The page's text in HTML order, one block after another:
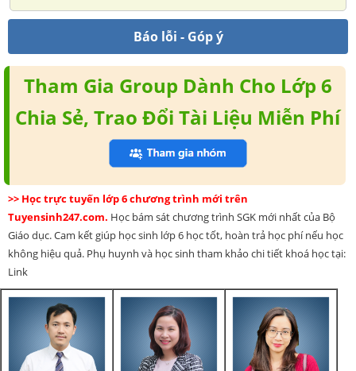
Báo lỗi - Góp ý
Tham Gia Group Dành Cho Lớp 6
Chia Sẻ, Trao Đổi Tài Liệu Miễn Phí
>> Học trực tuyến lớp 6 chương trình mới trên
Tuyensinh247.com. Học bám sát chương trình SGK mới nhất của Bộ
Giáo dục. Cam kết giúp học sinh lớp 6 học tốt, hoàn trả học phí nếu học
không hiệu quả. Phụ huynh và học sinh tham khảo chi tiết khoá học tại:
Link